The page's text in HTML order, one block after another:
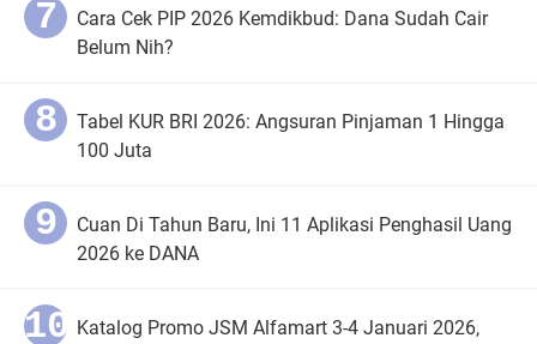
Cara Cek PIP 2026 Kemdikbud: Dana Sudah Cair
Belum Nih?
Tabel KUR BRI 2026: Angsuran Pinjaman 1 Hingga
100 Juta
Cuan Di Tahun Baru, Ini 11 Aplikasi Penghasil Uang
2026 ke DANA
Katalog Promo JSM Alfamart 3-4 Januari 2026,